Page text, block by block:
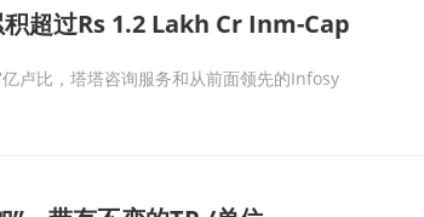
超过Rs 1.2 Lakh Cr Inm-Cap
卢比，塔塔咨询服务和从前面领先的Infosy